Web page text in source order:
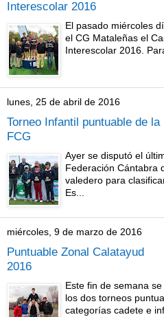
Interescolar 2016
El pasado miércoles
el CG Mataleñas el
Interescolar 2016.
lunes, 25 de abril de 2016
Torneo Infantil puntuable de la
FCG
Ayer se disputó el
Federación Cántabra
valedero para
Es...
miércoles, 9 de marzo de 2016
Puntuable Zonal Calatayud
2016
Este fin de semana
los dos torneos
categorías cadete e